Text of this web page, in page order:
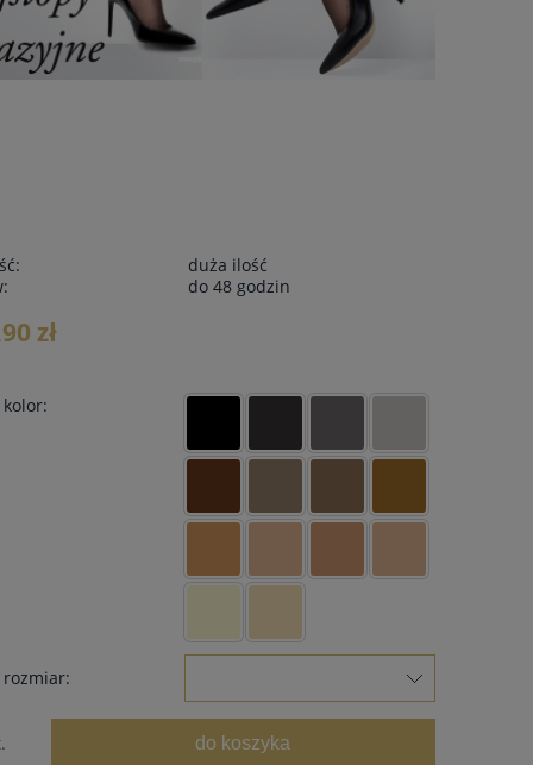
duża ilość
do 48 godzin
zł
do koszyka